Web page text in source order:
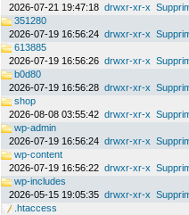
2026-07-21 19:47:18 drwxr-xr-x
351280
2026-07-19 16:56:24 drwxr-xr-x
613885
2026-07-19 16:56:26 drwxr-xr-x
b0d80
2026-07-19 16:56:28 drwxr-xr-x
shop
2026-08-08 03:55:42 drwxr-xr-x
wp-admin
2026-07-19 16:56:24 drwxr-xr-x
wp-content
2026-07-19 16:56:22 drwxr-xr-x
wp-includes
2026-05-15 19:05:35 drwxr-xr-x
.htaccess